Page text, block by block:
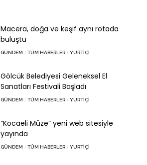
Macera, doğa ve keşif aynı rotada
buluştu
GÜNDEM TÜM HABERLER YURTIÇI
Gölcük Belediyesi Geleneksel El
Sanatları Festivali Başladı
GÜNDEM TÜM HABERLER YURTIÇI
“Kocaeli Müze” yeni web sitesiyle
yayında
GÜNDEM TÜM HABERLER YURTIÇI